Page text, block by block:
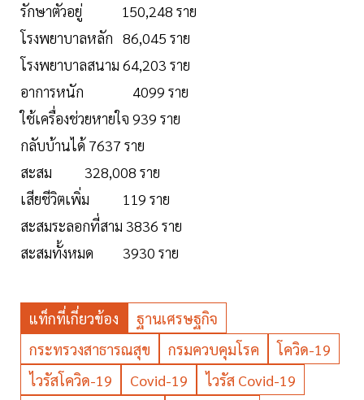
รักษาตัวอยู่ 150,248 ราย
โรงพยาบาลหลัก 86,045 ราย
โรงพยาบาลสนาม 64,203 ราย
อาการหนัก 4099 ราย
ใช้เครื่องช่วยหายใจ 939 ราย
กลับบ้านได้ 7637 ราย
สะสม 328,008 ราย
เสียชีวิตเพิ่ม 119 ราย
สะสมระลอกที่สาม 3836 ราย
สะสมทั้งหมด 3930 ราย
แท็กที่เกี่ยวข้อง
ฐานเศรษฐกิจ
กระทรวงสาธารณสุข
กรมควบคุมโรค
โควิด-19
ไวรัสโควิด-19
Covid-19
ไวรัส Covid-19